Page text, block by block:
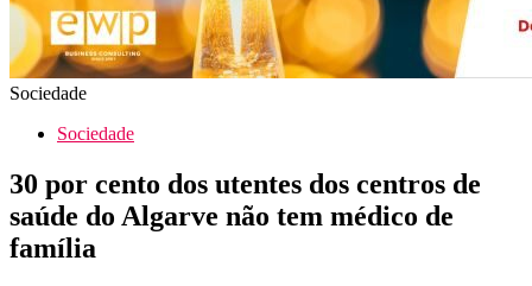
Sociedade
Sociedade
30 por cento dos utentes dos centros de
saúde do Algarve não tem médico de
família